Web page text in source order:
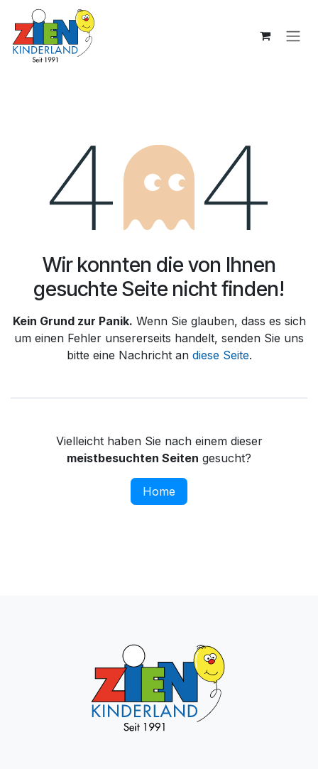
Zum Inhalt springen
Fehler 404
Wir konnten die von Ihnen
gesuchte Seite nicht finden!
Kein Grund zur Panik. Wenn Sie glauben, dass es sich
um einen Fehler unsererseits handelt, senden Sie uns
bitte eine Nachricht an diese Seite.
Vielleicht haben Sie nach einem dieser
meistbesuchten Seiten gesucht?
Home